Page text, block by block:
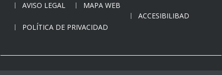
AVISO LEGAL
MAPA WEB
ACCESIBILIBAD
POLÍTICA DE PRIVACIDAD